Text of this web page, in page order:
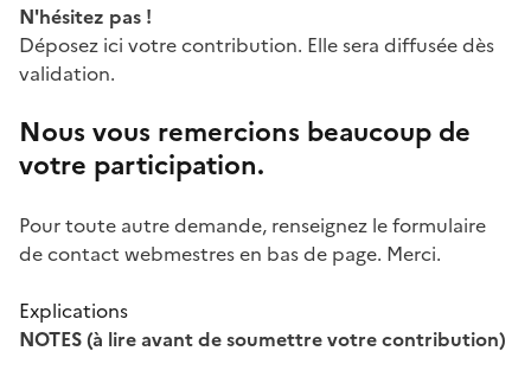
N'hésitez pas !
Déposez ici votre contribution. Elle sera diffusée dès
validation.
Nous vous remercions beaucoup de
votre participation.
Pour toute autre demande, renseignez le formulaire
de contact webmestres en bas de page. Merci.
Explications
NOTES (à lire avant de soumettre votre contribution)